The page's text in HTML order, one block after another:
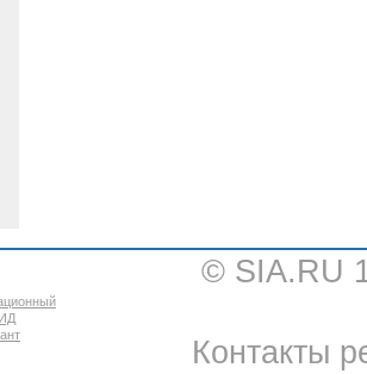
© SIA.RU
Контакты